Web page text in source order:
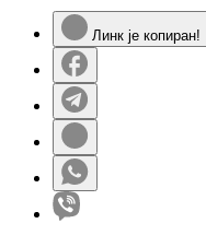
Линк је копиран!